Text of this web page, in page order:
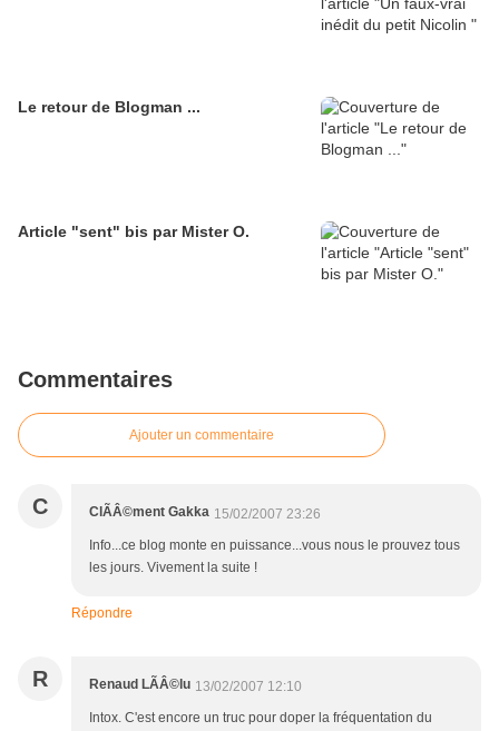
Le retour de Blogman ...
Article "sent" bis par Mister O.
Commentaires
Ajouter un commentaire
C ClÃÂ©ment Gakka 15/02/2007 23:26
Info...ce blog monte en puissance...vous nous le prouvez tous
les jours. Vivement la suite !
Répondre
R Renaud LÃÂ©lu 13/02/2007 12:10
Intox. C'est encore un truc pour doper la fréquentation du